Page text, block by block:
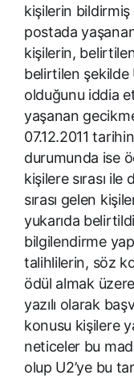
kişilerin bildirmiş
postada
kişilerin,
belirtilen şekilde
olduğunu iddia
yaşanan
07.12.2011
durumunda ise
kişilere sırası
sırası gelen
yukarıda
bilgilendirme
talihlilerin, söz
ödül almak
yazılı olarak
konusu kişilere
neticeler bu
olup U2’ye bu